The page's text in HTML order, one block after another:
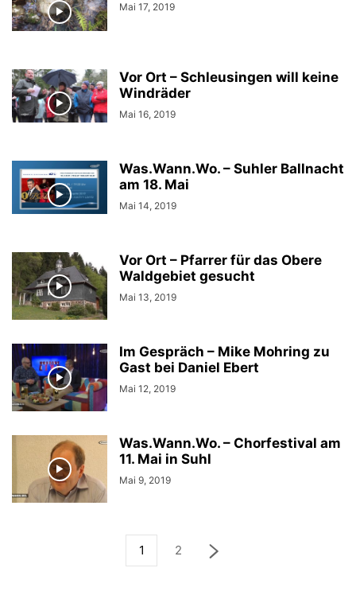
Mai 17, 2019
Vor Ort – Schleusingen will keine
Windräder
Mai 16, 2019
Was.Wann.Wo. – Suhler Ballnacht
am 18. Mai
Mai 14, 2019
Vor Ort – Pfarrer für das Obere
Waldgebiet gesucht
Mai 13, 2019
Im Gespräch – Mike Mohring zu
Gast bei Daniel Ebert
Mai 12, 2019
Was.Wann.Wo. – Chorfestival am
11. Mai in Suhl
Mai 9, 2019
1 2